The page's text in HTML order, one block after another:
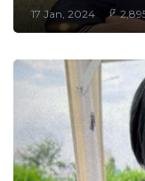
17 Jan, 2024